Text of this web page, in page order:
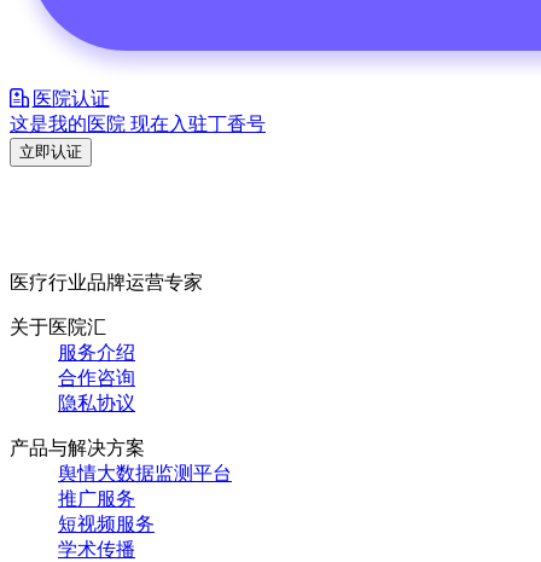
医院认证
这是我的医院 现在入驻丁香号
立即认证
医疗行业品牌运营专家
关于医院汇
服务介绍
合作咨询
隐私协议
产品与解决方案
舆情大数据监测平台
推广服务
短视频服务
学术传播